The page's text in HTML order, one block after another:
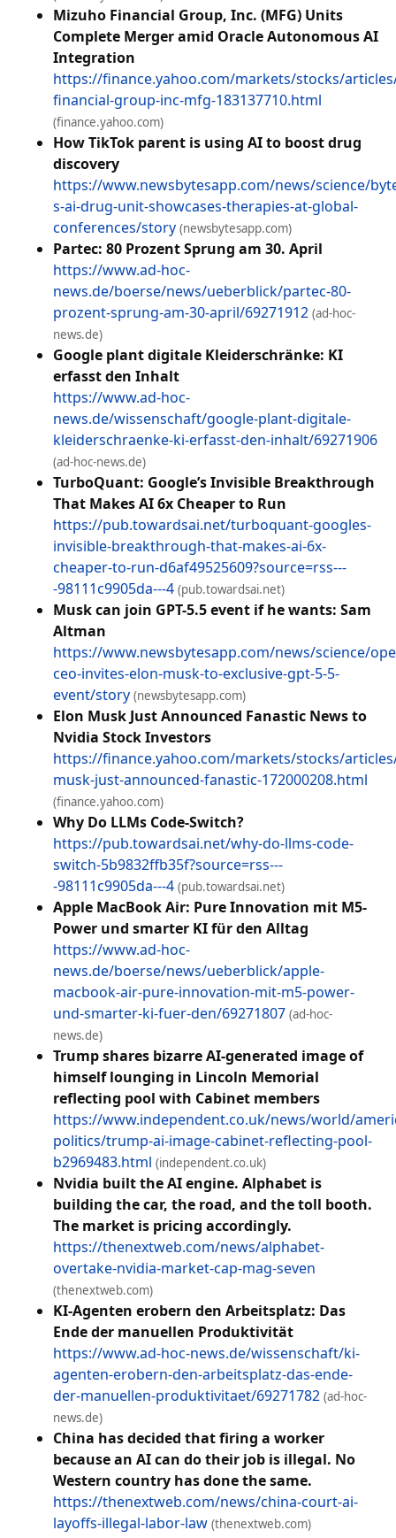
Mizuho Financial Group, Inc. (MFG) Units
Complete Merger amid Oracle Autonomous AI
Integration
https://finance.yahoo.com/markets/stocks/
financial-group-inc-mfg-183137710.html
(finance.yahoo.com)
How TikTok parent is using AI to boost drug
discovery
https://www.newsbytesapp.com/news/science/
s-ai-drug-unit-showcases-therapies-at-global-
conferences/story (newsbytesapp.com)
Partec: 80 Prozent Sprung am 30. April
https://www.ad-hoc-
news.de/boerse/news/ueberblick/partec-80-
prozent-sprung-am-30-april/69271912 (ad-hoc-
news.de)
Google plant digitale Kleiderschränke: KI
erfasst den Inhalt
https://www.ad-hoc-
news.de/wissenschaft/google-plant-digitale-
kleiderschraenke-ki-erfasst-den-inhalt/69271906
(ad-hoc-news.de)
TurboQuant: Google’s Invisible Breakthrough
That Makes AI 6x Cheaper to Run
https://pub.towardsai.net/turboquant-googles-
invisible-breakthrough-that-makes-ai-6x-
cheaper-to-run-d6af49525609?source=rss---
-98111c9905da---4 (pub.towardsai.net)
Musk can join GPT-5.5 event if he wants: Sam
Altman
https://www.newsbytesapp.com/news/science/
ceo-invites-elon-musk-to-exclusive-gpt-5-5-
event/story (newsbytesapp.com)
Elon Musk Just Announced Fanastic News to
Nvidia Stock Investors
https://finance.yahoo.com/markets/stocks/
musk-just-announced-fanastic-172000208.html
(finance.yahoo.com)
Why Do LLMs Code-Switch?
https://pub.towardsai.net/why-do-llms-code-
switch-5b9832ffb35f?source=rss---
-98111c9905da---4 (pub.towardsai.net)
Apple MacBook Air: Pure Innovation mit M5-
Power und smarter KI für den Alltag
https://www.ad-hoc-
news.de/boerse/news/ueberblick/apple-
macbook-air-pure-innovation-mit-m5-power-
und-smarter-ki-fuer-den/69271807 (ad-hoc-
news.de)
Trump shares bizarre AI-generated image of
himself lounging in Lincoln Memorial
reflecting pool with Cabinet members
https://www.independent.co.uk/news/world/
politics/trump-ai-image-cabinet-reflecting-pool-
b2969483.html (independent.co.uk)
Nvidia built the AI engine. Alphabet is
building the car, the road, and the toll booth.
The market is pricing accordingly.
https://thenextweb.com/news/alphabet-
overtake-nvidia-market-cap-mag-seven
(thenextweb.com)
KI-Agenten erobern den Arbeitsplatz: Das
Ende der manuellen Produktivität
https://www.ad-hoc-news.de/wissenschaft/ki-
agenten-erobern-den-arbeitsplatz-das-ende-
der-manuellen-produktivitaet/69271782 (ad-hoc-
news.de)
China has decided that firing a worker
because an AI can do their job is illegal. No
Western country has done the same.
https://thenextweb.com/news/china-court-ai-
layoffs-illegal-labor-law (thenextweb.com)